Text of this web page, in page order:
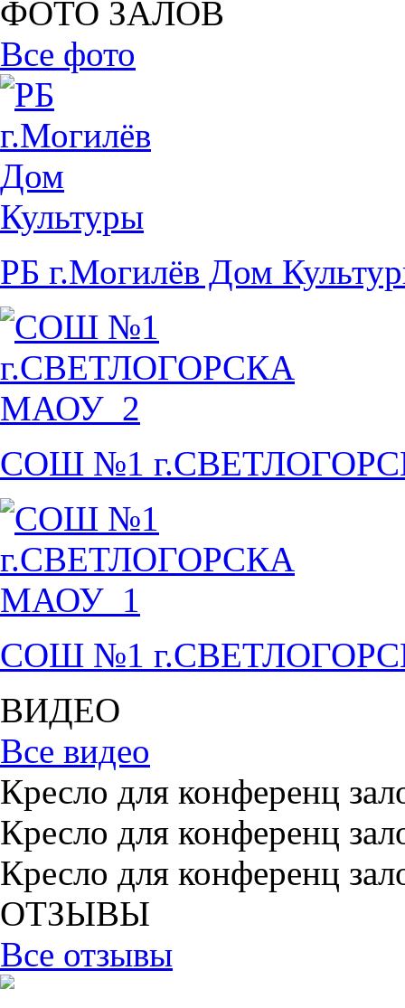
ФОТО ЗАЛОВ
Все фото
РБ г.Могилёв Дом
СОШ №1
СОШ №1
ВИДЕО
Все видео
Кресло для конференц
Кресло для конференц
Кресло для конференц
ОТЗЫВЫ
Все отзывы